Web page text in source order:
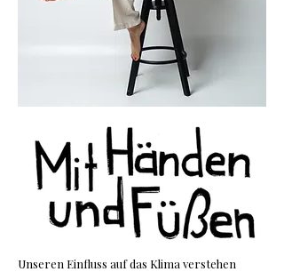
Unseren Einfluss auf das Klima verstehen